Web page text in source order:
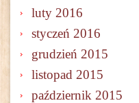
luty 2016
styczeń 2016
grudzień 2015
listopad 2015
październik 2015